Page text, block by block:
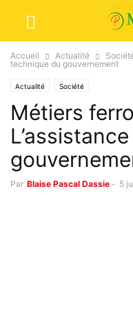
Accueil Actualité
technique du gouvernement
Actualité Société
Métiers
Par Blaise Pascal Dassie - 5